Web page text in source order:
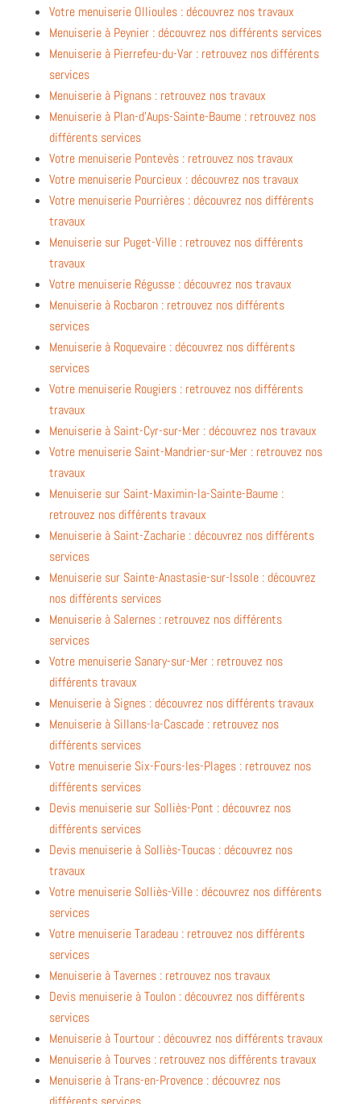
Votre menuiserie Ollioules : découvrez nos travaux
Menuiserie à Peynier : découvrez nos différents services
Menuiserie à Pierrefeu-du-Var : retrouvez nos différents
services
Menuiserie à Pignans : retrouvez nos travaux
Menuiserie à Plan-d’Aups-Sainte-Baume : retrouvez nos
différents services
Votre menuiserie Pontevès : retrouvez nos travaux
Votre menuiserie Pourcieux : découvrez nos travaux
Votre menuiserie Pourrières : découvrez nos différents
travaux
Menuiserie sur Puget-Ville : retrouvez nos différents
travaux
Votre menuiserie Régusse : découvrez nos travaux
Menuiserie à Rocbaron : retrouvez nos différents
services
Menuiserie à Roquevaire : découvrez nos différents
services
Votre menuiserie Rougiers : retrouvez nos différents
travaux
Menuiserie à Saint-Cyr-sur-Mer : découvrez nos travaux
Votre menuiserie Saint-Mandrier-sur-Mer : retrouvez nos
travaux
Menuiserie sur Saint-Maximin-la-Sainte-Baume :
retrouvez nos différents travaux
Menuiserie à Saint-Zacharie : découvrez nos différents
services
Menuiserie sur Sainte-Anastasie-sur-Issole : découvrez
nos différents services
Menuiserie à Salernes : retrouvez nos différents
services
Votre menuiserie Sanary-sur-Mer : retrouvez nos
différents travaux
Menuiserie à Signes : découvrez nos différents travaux
Menuiserie à Sillans-la-Cascade : retrouvez nos
différents services
Votre menuiserie Six-Fours-les-Plages : retrouvez nos
différents services
Devis menuiserie sur Solliès-Pont : découvrez nos
différents services
Devis menuiserie à Solliès-Toucas : découvrez nos
travaux
Votre menuiserie Solliès-Ville : découvrez nos différents
services
Votre menuiserie Taradeau : retrouvez nos différents
services
Menuiserie à Tavernes : retrouvez nos travaux
Devis menuiserie à Toulon : découvrez nos différents
services
Menuiserie à Tourtour : découvrez nos différents travaux
Menuiserie à Tourves : retrouvez nos différents travaux
Menuiserie à Trans-en-Provence : découvrez nos